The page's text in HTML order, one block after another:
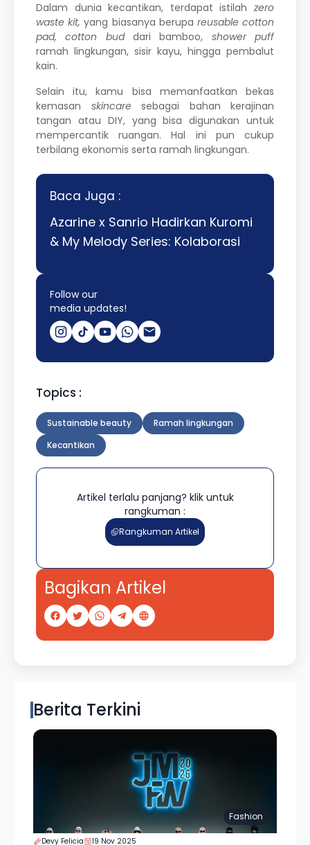
Dalam dunia kecantikan, terdapat istilah zero
waste kit, yang biasanya berupa reusable cotton
pad, cotton buddari bamboo, shower puff
ramah lingkungan, sisir kayu, hingga pembalut
kain.
Selain itu, kamu bisa memanfaatkan bekas
kemasan skincare sebagai bahan kerajinan
tangan atau DIY, yang bisa digunakan untuk
mempercantik ruangan. Hal ini pun cukup
terbilang ekonomis serta ramah lingkungan.
Baca Juga :
Azarine x Sanrio Hadirkan Kuromi
& My Melody Series: Kolaborasi
Follow our
media updates!
Topics :
Sustainable beauty
Ramah lingkungan
Kecantikan
Artikel terlalu panjang? klik untuk
rangkuman :
Rangkuman Artikel
Bagikan Artikel
Berita Terkini
Fashion
Devy Felicia 19 Nov 2025